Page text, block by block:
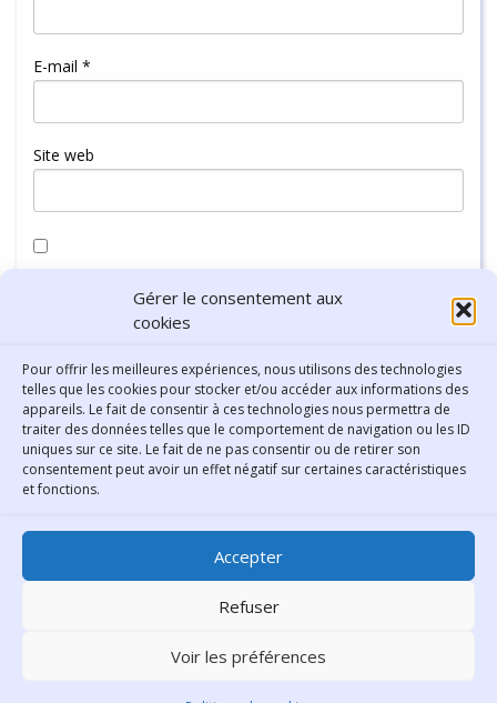
Gérer le consentement aux
cookies
Pour offrir les meilleures expériences, nous utilisons des technologies
telles que les cookies pour stocker et/ou accéder aux informations des
appareils. Le fait de consentir à ces technologies nous permettra de
traiter des données telles que le comportement de navigation ou les ID
uniques sur ce site. Le fait de ne pas consentir ou de retirer son
consentement peut avoir un effet négatif sur certaines caractéristiques
et fonctions.
Accepter
Refuser
Voir les préférences
E-mail *
Site web
navigateur pour mon prochain commentaire.
Bibliothèque municipale de
Lyon
30 Boulevard Vivier-Merle